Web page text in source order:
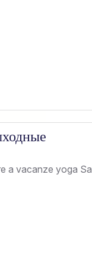
a vacanze yoga